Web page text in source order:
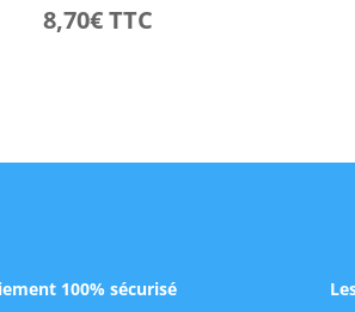
8,70€ TTC
100% sécurisé